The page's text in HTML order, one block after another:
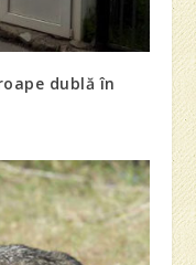
dublă în